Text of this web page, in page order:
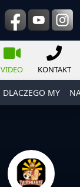
VIDEO KONTAKT
DLACZEGO MY